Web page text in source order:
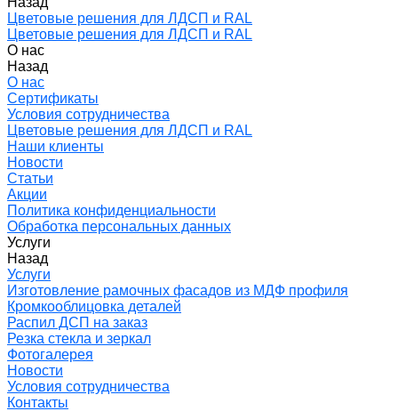
Цветовые решения для ЛДСП и RAL
Цветовые решения для ЛДСП и RAL
О нас
Назад
О нас
Сертификаты
Условия сотрудничества
Цветовые решения для ЛДСП и RAL
Наши клиенты
Новости
Статьи
Акции
Политика конфиденциальности
Обработка персональных данных
Услуги
Назад
Услуги
Изготовление рамочных фасадов из МДФ профиля
Кромкооблицовка деталей
Распил ДСП на заказ
Резка стекла и зеркал
Фотогалерея
Новости
Условия сотрудничества
Контакты